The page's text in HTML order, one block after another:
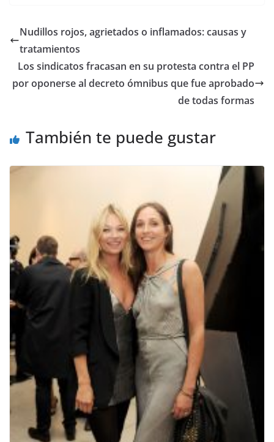
Nudillos rojos, agrietados o inflamados: causas y
tratamientos
Los sindicatos fracasan en su protesta contra el PP
por oponerse al decreto ómnibus que fue aprobado
de todas formas
También te puede gustar